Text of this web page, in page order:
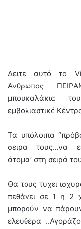
Δειτε αυτό το
Άνθρωπος
μπουκαλάκια
εμβολιαστικό
Τα υπόλοιπα
σειρα τους…να
άτομα’ στη σειρά
Θα τους τυχει
πεθάνει σε 1 η 2
μπορούν να
ελευθέρα